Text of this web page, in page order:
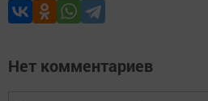
Нет комментариев